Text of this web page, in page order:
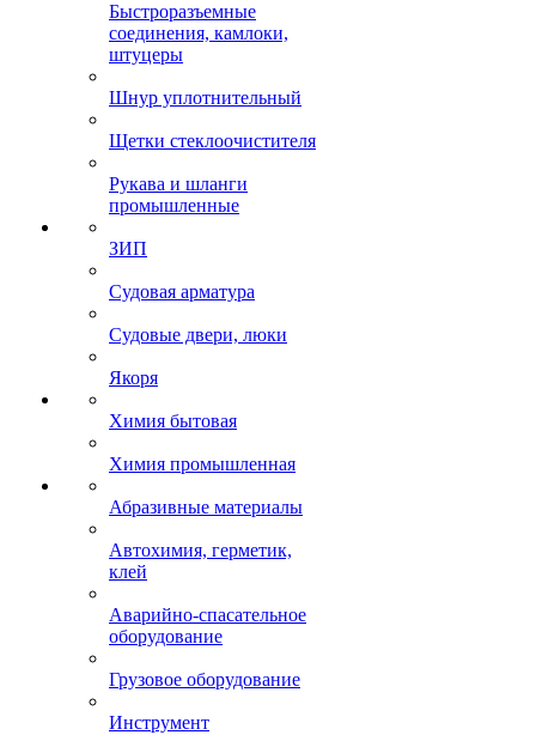
Быстроразъемные
соединения, камлоки,
штуцеры
Шнур уплотнительный
Щетки стеклоочистителя
Рукава и шланги
промышленные
ЗИП
Судовая арматура
Судовые двери, люки
Якоря
Химия бытовая
Химия промышленная
Абразивные материалы
Автохимия, герметик,
клей
Аварийно-спасательное
оборудование
Грузовое оборудование
Инструмент